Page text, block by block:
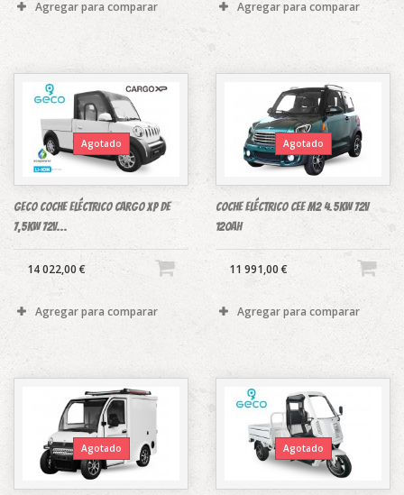
Agregar para comparar Agregar para comparar
Agotado
GECO COCHE ELÉCTRICO CARGO XP DE
7,5KW 72V...
14 022,00 €
Agregar para comparar
Agotado
COCHE ELÉCTRICO CEE M2 4.5KW 72V
120Ah
11 991,00 €
Agregar para comparar
Agotado Agotado